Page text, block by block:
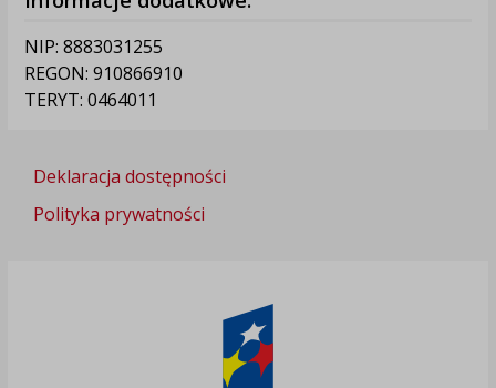
NIP: 8883031255
REGON: 910866910
TERYT: 0464011
Deklaracja dostępności
Polityka prywatności